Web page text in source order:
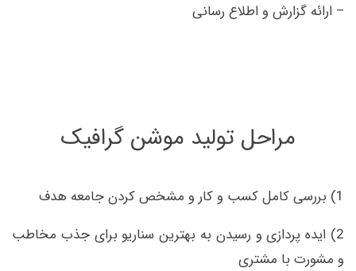
– ارائه گزارش و اطلاع رسانی
مراحل تولید موشن گرافیک
1) بررسی کامل کسب و کار و مشخص کردن جامعه هدف
2) ایده پردازی و رسیدن به بهترین سناریو برای جذب مخاطب
و مشورت با مشتری